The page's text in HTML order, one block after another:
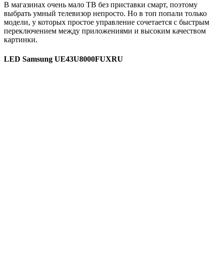
В магазинах очень мало ТВ без приставки смарт, поэтому
выбрать умный телевизор непросто. Но в топ попали только
модели, у которых простое управление сочетается с быстрым
переключением между приложениями и высоким качеством
картинки.
LED Samsung UE43U8000FUXRU